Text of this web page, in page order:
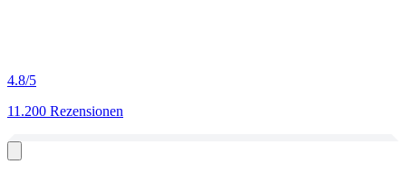
4.8/5
11.200 Rezensionen